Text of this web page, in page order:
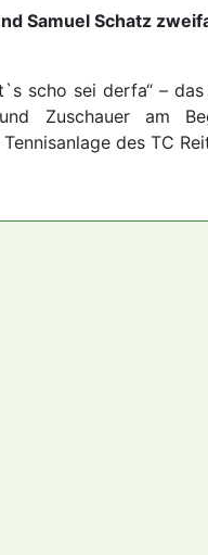
Samuel Schatz
scho sei derfa“ –
Zuschauer am
des TC